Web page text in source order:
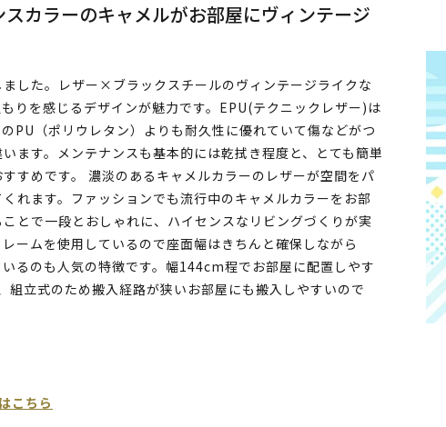
カラーのキャメルがお部屋にヴィンテージ
した。レザー×ブラックスチールのヴィンテージライクな
りを感じるデザインが魅力です。EPU(テクニックレザー)は
PU（ポリウレタン）よりも耐久性に優れていて傷などがつ
ます。メンテナンスも基本的には乾拭き程度と、とても簡単
すめです。 濃淡のあるキャメルカラーのレザーが空間をパ
れます。ファッションでも流行中のキャメルカラーをお部
とで一段とおしゃれに、ハイセンスなリビングづくりが実
ームを使用しているので座面幅はきちんと確保しながら
るのも人気の特徴です。幅144cm程でお部屋に配置しやす
組立式のため搬入経路が狭いお部屋にも搬入しやすいので
こちら